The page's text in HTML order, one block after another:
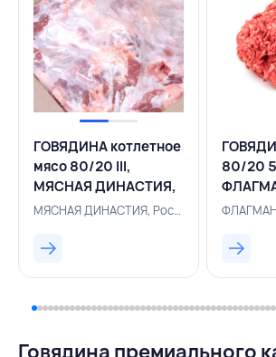
ГОВЯДИНА котлетное
мясо 80/20 III,
МЯСНАЯ ДИНАСТИЯ,
РОССИЯ
МЯСНАЯ ДИНАСТИЯ, Россия, 101101275
80/20 5
Говядина премиального